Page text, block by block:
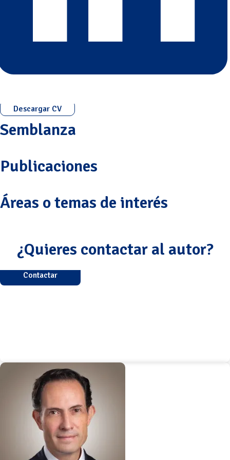
Descargar CV
Semblanza
Publicaciones
Áreas o temas de interés
¿Quieres contactar al autor?
Contactar